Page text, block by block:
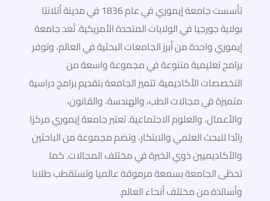
تأسست جامعة إيموري في عام 1836 في مدينة أتلانتا
بولاية جورجيا في الولايات المتحدة الأمريكية. تُعد جامعة
إيموري واحدة من أبرز الجامعات البحثية في العالم، وتوفر
برامج تعليمية متنوعة في مجموعة واسعة من
التخصصات الأكاديمية. تتميز الجامعة بتقديم برامج دراسية
متميزة في مجالات الطب، والهندسة، والقانون،
والأعمال، والعلوم الاجتماعية. تعتبر جامعة إيموري مركزا
رائدا للبحث العلمي والابتكار، وتضم مجموعة من الباحثين
والأكاديميين ذوي الخبرة في مختلف المجالات. كما
تحظى الجامعة بسمعة مرموقة عالميا وتستقطب طلابا
وأساتذة من مختلف أنحاء العالم.